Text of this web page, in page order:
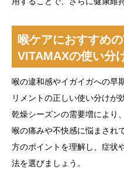
喉ケアにおすすめ
VITAMAXの使い分
喉の違和感やイガイガへの早
リメントの正しい使い分けが
乾燥シーズンの需要増により
喉の痛みや不快感に悩まされ
方のポイントを理解し、症状
法を選びましょう。